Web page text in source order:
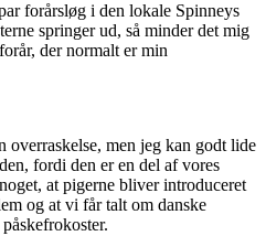
forårsløg i den lokale Spinneys
springer ud, så minder det mig
der normalt er min
overraskelse, men jeg kan godt lide
fordi den er en del af vores
at pigerne bliver introduceret
og at vi får talt om danske